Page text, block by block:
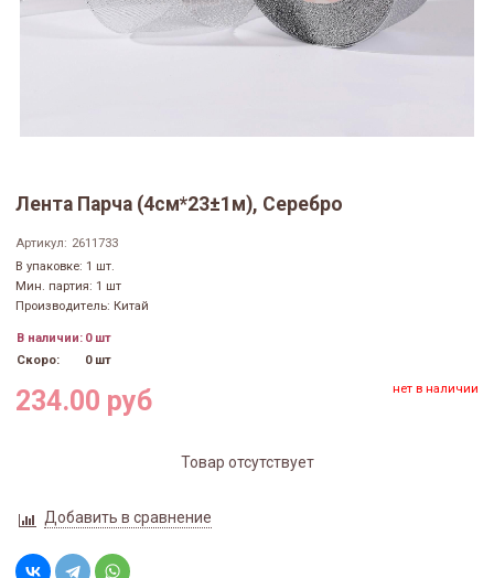
Лента Парча (4см*23±1м), Серебро
Артикул: 2611733
В упаковке: 1 шт.
Мин. партия: 1 шт
Производитель: Китай
В наличии: 0 шт
Скоро:
0 шт
234.00 руб нет в наличии
Товар отсутствует
Добавить в сравнение